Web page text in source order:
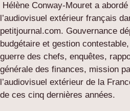
Hélène Conway-Mouret a
l’audiovisuel extérieur français
petitjournal.com. Gouvernance
budgétaire et gestion
guerre des chefs, enquêtes,
générale des finances, mission
l’audiovisuel extérieur de la
de ces cinq dernières années.